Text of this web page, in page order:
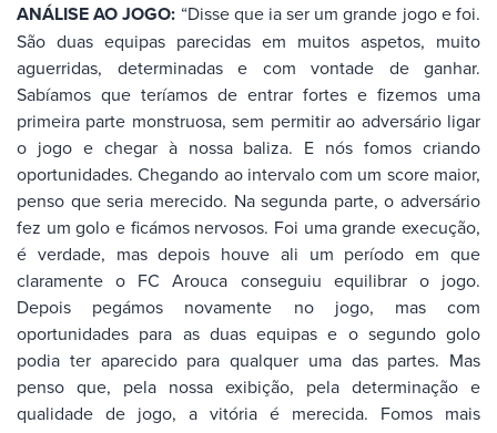
ANÁLISE AO JOGO: “Disse que ia ser um grande jogo e foi.
São duas equipas parecidas em muitos aspetos, muito
aguerridas, determinadas e com vontade de ganhar.
Sabíamos que teríamos de entrar fortes e fizemos uma
primeira parte monstruosa, sem permitir ao adversário ligar
o jogo e chegar à nossa baliza. E nós fomos criando
oportunidades. Chegando ao intervalo com um score maior,
penso que seria merecido. Na segunda parte, o adversário
fez um golo e ficámos nervosos. Foi uma grande execução,
é verdade, mas depois houve ali um período em que
claramente o FC Arouca conseguiu equilibrar o jogo.
Depois pegámos novamente no jogo, mas com
oportunidades para as duas equipas e o segundo golo
podia ter aparecido para qualquer uma das partes. Mas
penso que, pela nossa exibição, pela determinação e
qualidade de jogo, a vitória é merecida. Fomos mais